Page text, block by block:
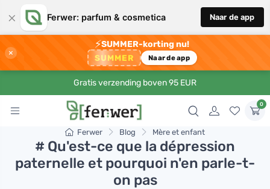
× Ferwer: parfum & cosmetica Naar de app
×
⚡SUMMER-korting nu!
SUMMER Naar de app
Gratis verzending boven 95 EUR
0
Ferwer Blog Mère et enfant
# Qu'est-ce que la dépression
paternelle et pourquoi n'en parle-t-
on pas